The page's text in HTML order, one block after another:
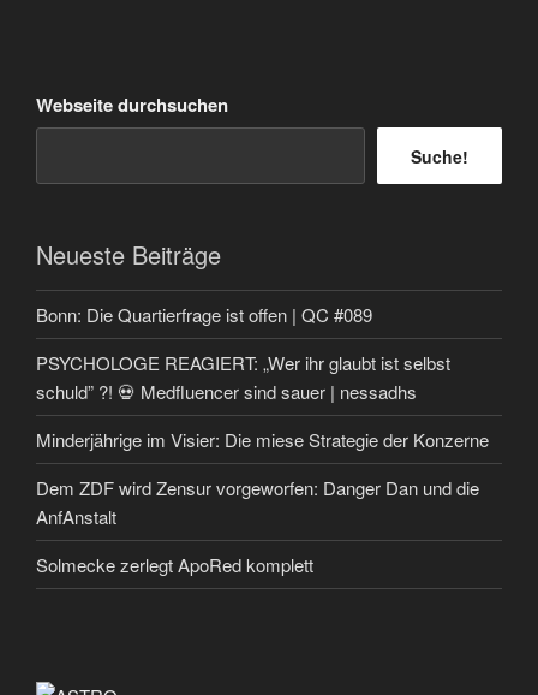
Webseite durchsuchen
Suche!
Neueste Beiträge
Bonn: Die Quartierfrage ist offen | QC #089
PSYCHOLOGE REAGIERT: „Wer ihr glaubt ist selbst
schuld” ?! 💀 Medfluencer sind sauer | nessadhs
Minderjährige im Visier: Die miese Strategie der Konzerne
Dem ZDF wird Zensur vorgeworfen: Danger Dan und die
AnfAnstalt
Solmecke zerlegt ApoRed komplett